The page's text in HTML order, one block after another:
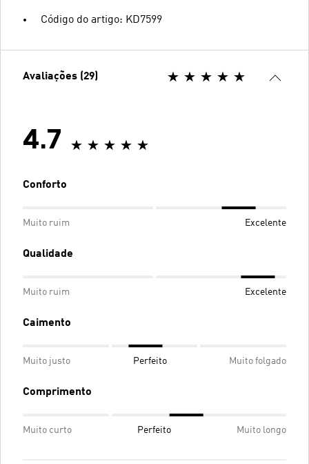
Código do artigo: KD7599
Avaliações (29)
4.7
Conforto
Muito ruim Excelente
Qualidade
Muito ruim Excelente
Caimento
Muito justo Perfeito Muito folgado
Comprimento
Muito curto Perfeito Muito longo